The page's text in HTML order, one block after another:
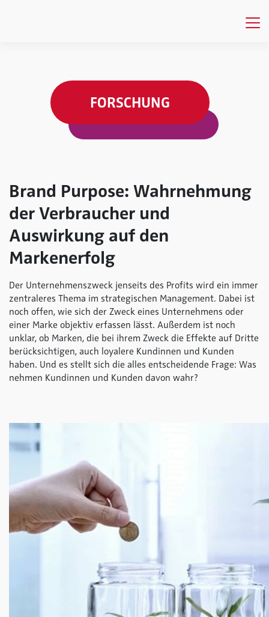
FORSCHUNG
Brand Purpose: Wahrnehmung
der Verbraucher und
Auswirkung auf den
Markenerfolg
Der Unternehmenszweck jenseits des Profits wird ein immer
zentraleres Thema im strategischen Management. Dabei ist
noch offen, wie sich der Zweck eines Unternehmens oder
einer Marke objektiv erfassen lässt. Außerdem ist noch
unklar, ob Marken, die bei ihrem Zweck die Effekte auf Dritte
berücksichtigen, auch loyalere Kundinnen und Kunden
haben. Und es stellt sich die alles entscheidende Frage: Was
nehmen Kundinnen und Kunden davon wahr?